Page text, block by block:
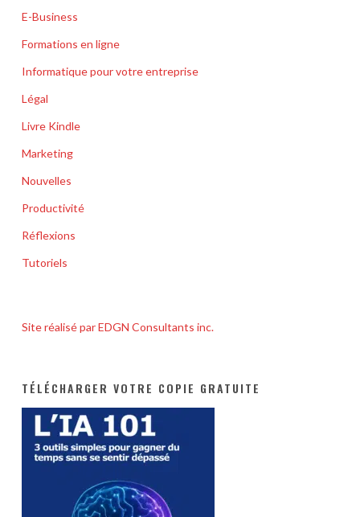
E-Business
Formations en ligne
Informatique pour votre entreprise
Légal
Livre Kindle
Marketing
Nouvelles
Productivité
Réflexions
Tutoriels
Site réalisé par EDGN Consultants inc.
TÉLÉCHARGER VOTRE COPIE GRATUITE